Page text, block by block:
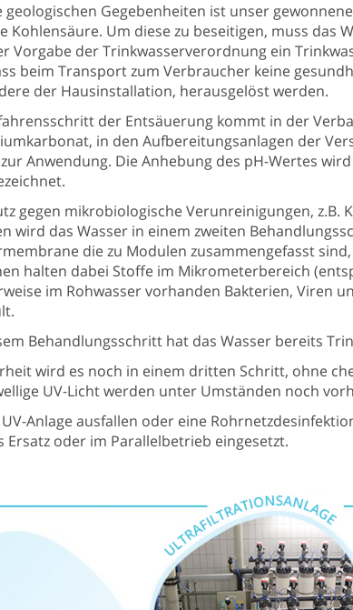
geologischen Gegebenheiten ist unser
Kohlensäure. Um diese zu beseitigen, muss das
Vorgabe der Trinkwasserverordnung ein
beim Transport zum Verbraucher keine
der Hausinstallation, herausgelöst werden.
der Entsäuerung kommt in der
in den Aufbereitungsanlagen der
Anwendung. Die Anhebung des pH-Wertes
gegen mikrobiologische Verunreinigungen,
wird das Wasser in einem zweiten
die zu Modulen zusammengefasst
halten dabei Stoffe im Mikrometerbereich
im Rohwasser vorhanden Bakterien, Viren
Behandlungsschritt hat das Wasser bereits
wird es noch in einem dritten Schritt, ohne
UV-Licht werden unter Umständen noch
Anlage ausfallen oder eine
Ersatz oder im Parallelbetrieb eingesetzt.